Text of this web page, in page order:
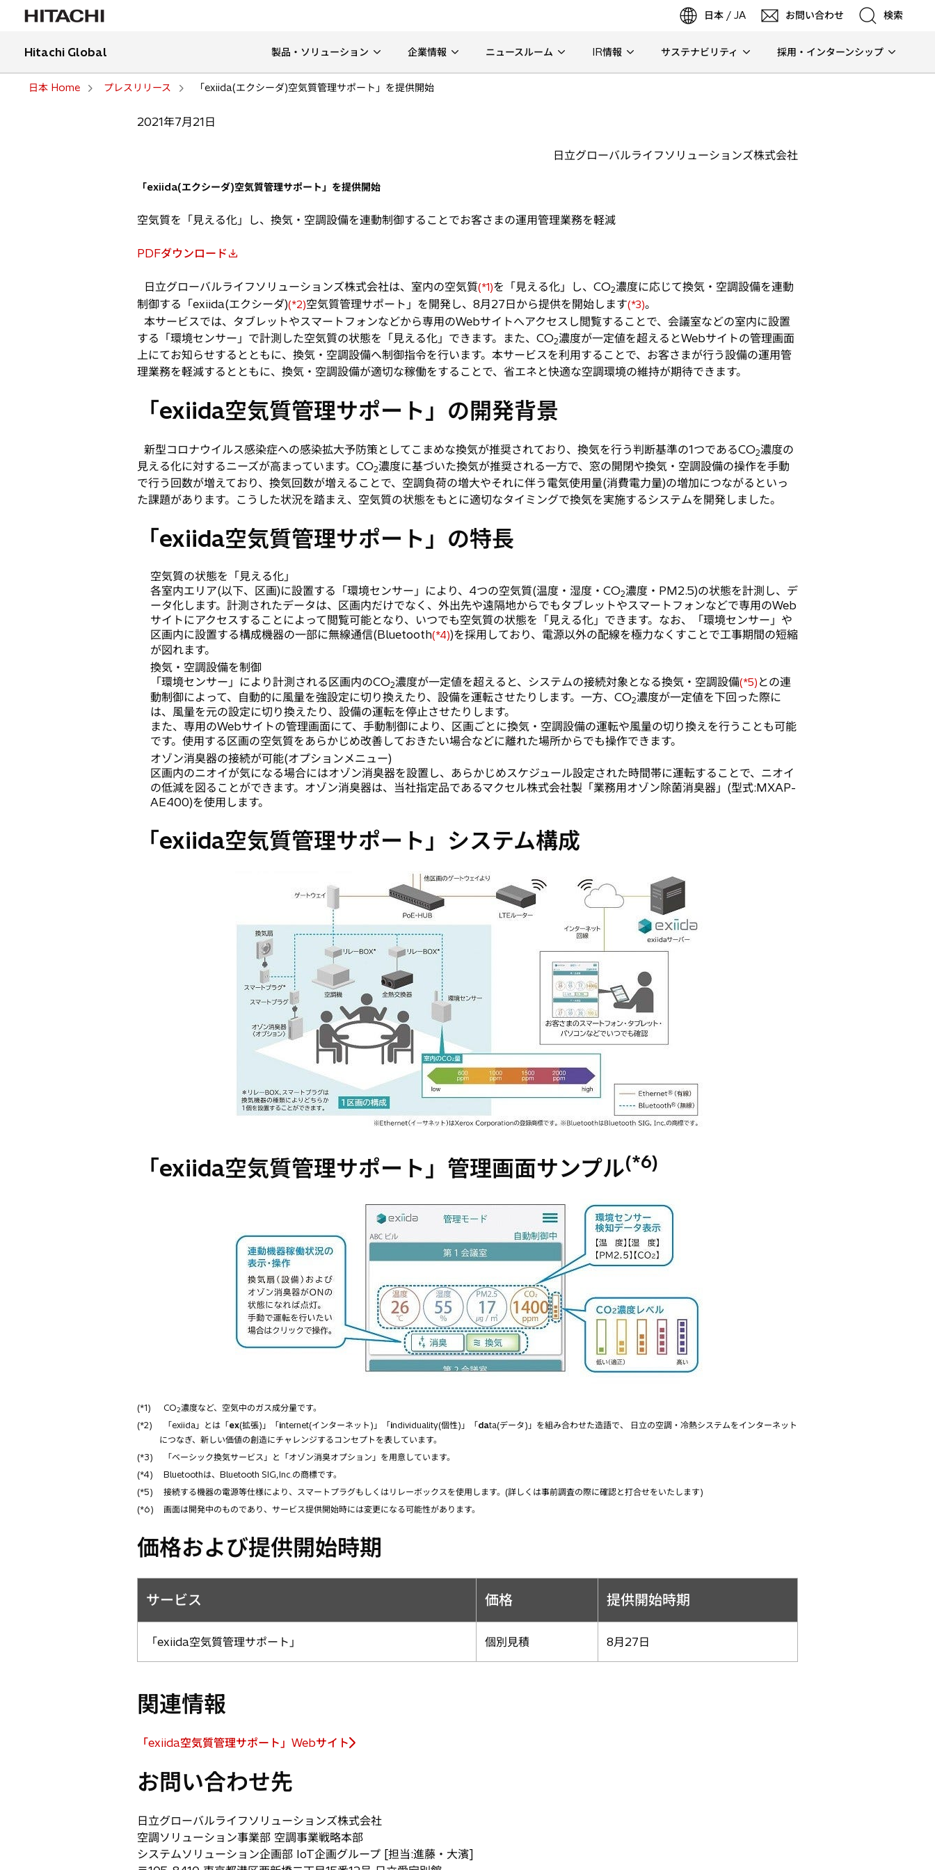
日本 / JA お問い合わせ 検索
検索
Hitachi Global 製品・ソリューション 企業情報 ニュースルーム IR情報 サステナビリティ 採用・インターンシップ
日本 Home プレスリリース 「exiida(エクシーダ)空気質管理サポート」を提供開始
2021年7月21日
日立グローバルライフソリューションズ株式会社
「exiida(エクシーダ)空気質管理サポート」を提供開始
空気質を「見える化」し、換気・空調設備を連動制御することでお客さまの運用管理業務を軽減
PDFダウンロード
新
い
タ
ブ
で
開
く
日立グローバルライフソリューションズ株式会社は、室内の空気質(*1)を「見える化」し、CO2濃度に応じて換気・空調設備を連動
制御する「exiida(エクシーダ)(*2)空気質管理サポート」を開発し、8月27日から提供を開始します(*3)。
本サービスでは、タブレットやスマートフォンなどから専用のWebサイトへアクセスし閲覧することで、会議室などの室内に設置
する「環境センサー」で計測した空気質の状態を「見える化」できます。また、CO2濃度が一定値を超えるとWebサイトの管理画面
上にてお知らせするとともに、換気・空調設備へ制御指令を行います。本サービスを利用することで、お客さまが行う設備の運用管
理業務を軽減するとともに、換気・空調設備が適切な稼働をすることで、省エネと快適な空調環境の維持が期待できます。
「exiida空気質管理サポート」の開発背景
新型コロナウイルス感染症への感染拡大予防策としてこまめな換気が推奨されており、換気を行う判断基準の1つであるCO2濃度の
見える化に対するニーズが高まっています。CO2濃度に基づいた換気が推奨される一方で、窓の開閉や換気・空調設備の操作を手動
で行う回数が増えており、換気回数が増えることで、空調負荷の増大やそれに伴う電気使用量(消費電力量)の増加につながるといっ
た課題があります。こうした状況を踏まえ、空気質の状態をもとに適切なタイミングで換気を実施するシステムを開発しました。
「exiida空気質管理サポート」の特長
空気質の状態を「見える化」
各室内エリア(以下、区画)に設置する「環境センサー」により、4つの空気質(温度・湿度・CO2濃度・PM2.5)の状態を計測し、デ
ータ化します。計測されたデータは、区画内だけでなく、外出先や遠隔地からでもタブレットやスマートフォンなどで専用のWeb
サイトにアクセスすることによって閲覧可能となり、いつでも空気質の状態を「見える化」できます。なお、「環境センサー」や
区画内に設置する構成機器の一部に無線通信(Bluetooth(*4))を採用しており、電源以外の配線を極力なくすことで工事期間の短縮
が図れます。
換気・空調設備を制御
「環境センサー」により計測される区画内のCO2濃度が一定値を超えると、システムの接続対象となる換気・空調設備(*5) との連
動制御によって、自動的に風量を強設定に切り換えたり、設備を運転させたりします。一方、CO2濃度が一定値を下回った際に
は、風量を元の設定に切り換えたり、設備の運転を停止させたりします。
また、専用のWebサイトの管理画面にて、手動制御により、区画ごとに換気・空調設備の運転や風量の切り換えを行うことも可能
です。使用する区画の空気質をあらかじめ改善しておきたい場合などに離れた場所からでも操作できます。
オゾン消臭器の接続が可能(オプションメニュー)
区画内のニオイが気になる場合にはオゾン消臭器を設置し、あらかじめスケジュール設定された時間帯に運転することで、ニオイ
の低減を図ることができます。オゾン消臭器は、当社指定品であるマクセル株式会社製「業務用オゾン除菌消臭器」(型式:MXAP-
AE400)を使用します。
「exiida空気質管理サポート」システム構成
「exiida空気質管理サポート」管理画面サンプル(*6)
(*1) CO2濃度など、空気中のガス成分量です。
(*2)
「exiida」とは「ex(拡張)」「internet(インターネット)」「individuality(個性)」「data(データ)」を組み合わせた造語で、 日立の空調・冷熱システムをインターネット
につなぎ、新しい価値の創造にチャレンジするコンセプトを表しています。
(*3)
「ベーシック換気サービス」と「オゾン消臭オプション」を用意しています。
(*4)
Bluetoothは、Bluetooth SIG,Inc.の商標です。
(*5)
接続する機器の電源等仕様により、スマートプラグもしくはリレーボックスを使用します。(詳しくは事前調査の際に確認と打合せをいたします)
(*6)
画面は開発中のものであり、サービス提供開始時には変更になる可能性があります。
価格および提供開始時期
サービス 価格 提供開始時期
「exiida空気質管理サポート」 個別見積 8月27日
関連情報
「exiida空気質管理サポート」Webサイト
い
ブ
で
開
く
お問い合わせ先
日立グローバルライフソリューションズ株式会社
空調ソリューション事業部 空調事業戦略本部
システムソリューション企画部 IoT企画グループ [担当:進藤・大濱]